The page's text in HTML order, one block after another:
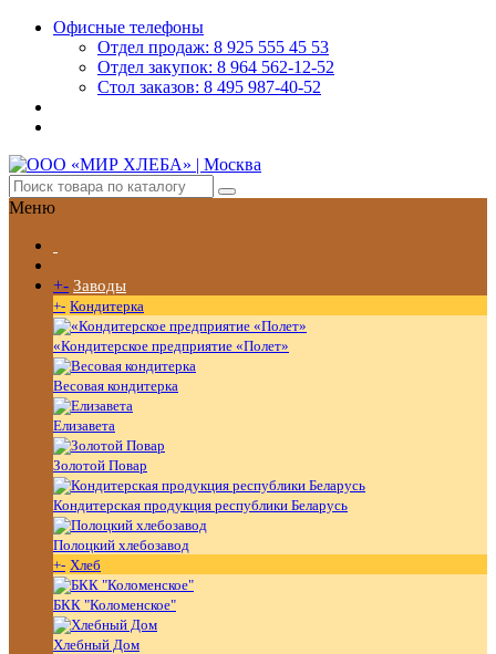
Офисные телефоны
Отдел продаж: 8 925 555 45 53
Отдел закупок: 8 964 562-12-52
Стол заказов: 8 495 987-40-52
Меню
+- Заводы
+- Кондитерка
«Кондитерское предприятие «Полет»
Весовая кондитерка
Елизавета
Золотой Повар
Кондитерская продукция республики Беларусь
Полоцкий хлебозавод
+- Хлеб
БКК "Коломенское"
Хлебный Дом